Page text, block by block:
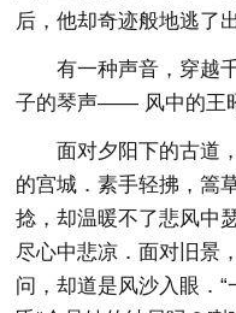
后，他却奇迹般地逃了
有一种声音，穿越
子的琴声—— 风中的王
面对夕阳下的古道
的宫城．素手轻拂，篙
捻，却温暖不了悲风中
尽心中悲凉．面对旧景
问，却道是风沙入眼．